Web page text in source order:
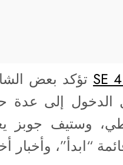
تؤكد بعض
إلى عدة
“ابدأ”،